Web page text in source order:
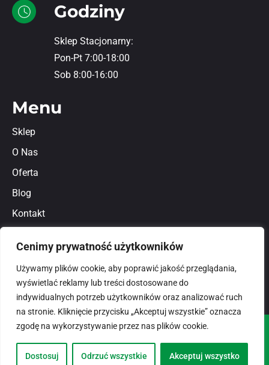
Cenimy prywatność użytkowników
Używamy plików cookie, aby poprawić jakość przeglądania,
wyświetlać reklamy lub treści dostosowane do
indywidualnych potrzeb użytkowników oraz analizować ruch
na stronie. Kliknięcie przycisku „Akceptuj wszystkie” oznacza
zgodę na wykorzystywanie przez nas plików cookie.
Dostosuj Odrzuć wszystkie Akceptuj wszystko
Godziny
Sklep Stacjonarny:
Pon-Pt 7:00-18:00
Sob 8:00-16:00
Menu
Sklep
O Nas
Oferta
Blog
Kontakt
Polityka prywatności
© 2026domlux.plZaprojektowany przez:
Dotspice.com Sp. z o.o.